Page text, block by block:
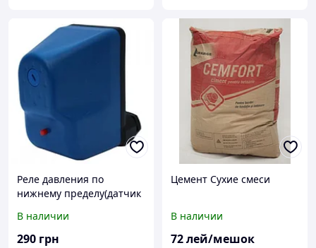
Реле давления по
нижнему пределу(датчик
LP/3
В наличии
290 грн
Цемент Сухие смеси
В наличии
72лей/мешок